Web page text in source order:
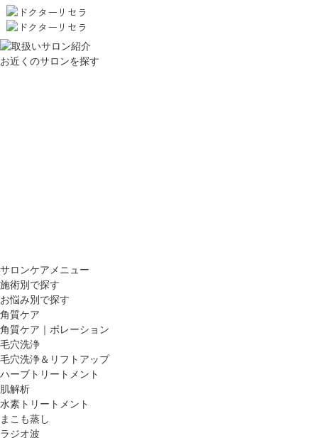
お近くのサロンを探す
サロンケアメニュー
施術別で探す
お悩み別で探す
角質ケア
角質ケア｜ポレーション
毛穴洗浄
毛穴洗浄＆リフトアップ
ハーブトリートメント
肌解析
水素トリートメント
まこも蒸し
ラジオ波